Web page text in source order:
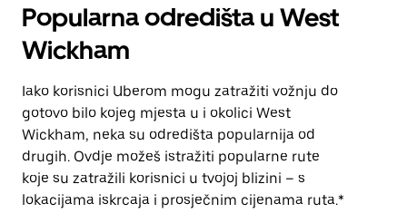
Popularna odredišta u West
Wickham
Iako korisnici Uberom mogu zatražiti vožnju do
gotovo bilo kojeg mjesta u i okolici West
Wickham, neka su odredišta popularnija od
drugih. Ovdje možeš istražiti popularne rute
koje su zatražili korisnici u tvojoj blizini – s
lokacijama iskrcaja i prosječnim cijenama ruta.*